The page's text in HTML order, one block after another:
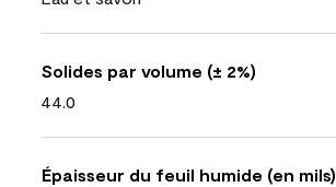
Solides par volume (± 2%)
44.0
Épaisseur du feuil humide (en mils)